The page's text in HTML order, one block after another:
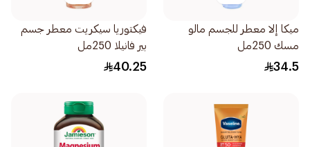
ميكا إلا معطر للجسم مالو
مسك 250مل
34.5
فيكتوريا سيكريت معطر جسم
بير فانيلا 250مل
40.25